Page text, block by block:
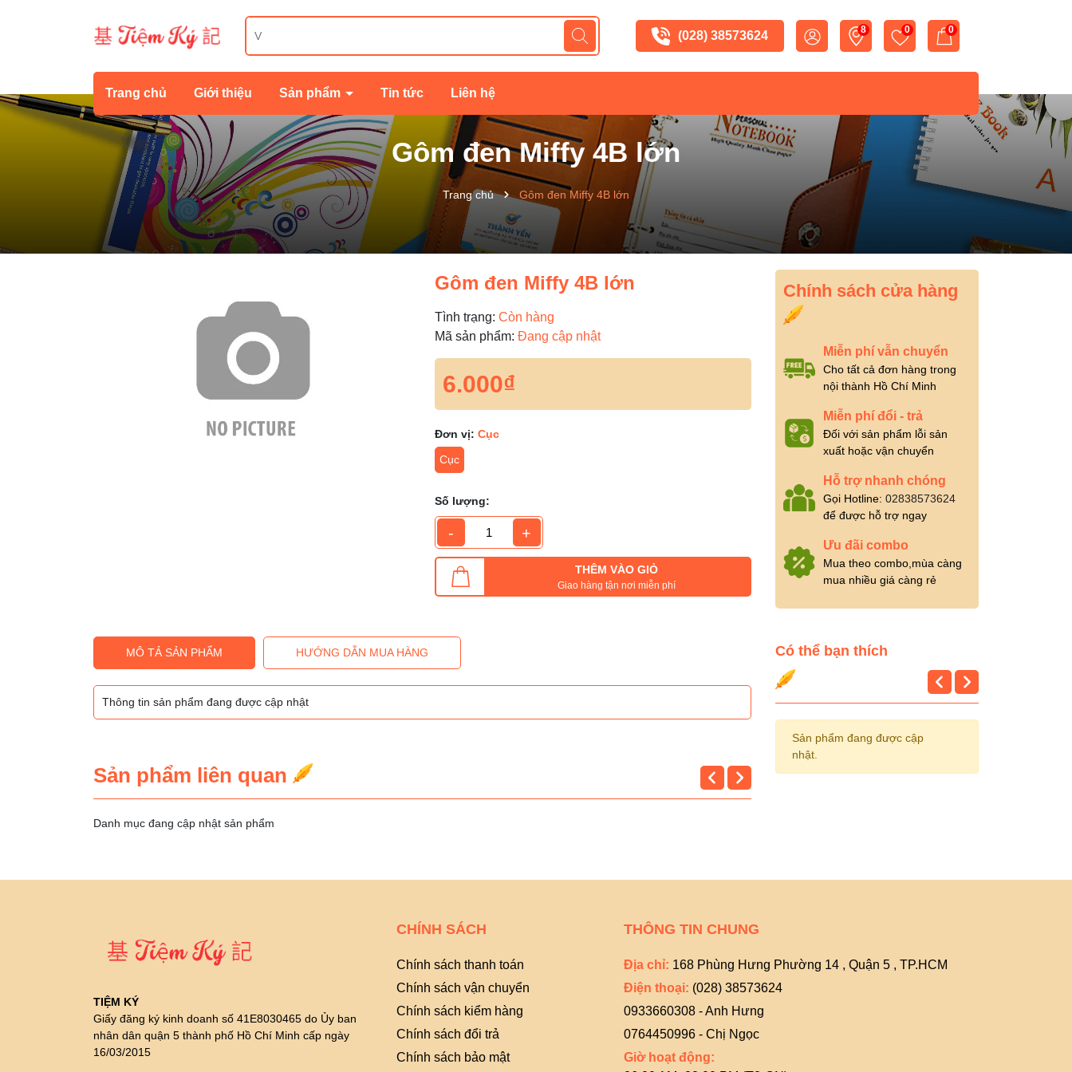
(028) 38573624 8 0 0
Trang chủ Giới thiệu Sản phẩm Tin tức Liên hệ
Gôm đen Miffy 4B lớn
Trang chủ Gôm đen Miffy 4B lớn
Gôm đen Miffy 4B lớn
Tình trạng: Còn hàng
Mã sản phẩm: Đang cập nhật
6.000₫
Đơn vị: Cục
Cục
Số lượng:
- +
THÊM VÀO GIỎ
Giao hàng tận nơi miễn phí
MÔ TẢ SẢN PHẨM HƯỚNG DẪN MUA HÀNG
Thông tin sản phẩm đang được cập nhật
Sản phẩm liên quan
Danh mục đang cập nhật sản phẩm
Chính sách cửa hàng
Miễn phí vẫn chuyển
Cho tất cả đơn hàng trong
nội thành Hồ Chí Minh
Miễn phí đổi - trả
Đối với sản phẩm lỗi sản
xuất hoặc vận chuyển
Hỗ trợ nhanh chóng
Gọi Hotline: 02838573624
để được hỗ trợ ngay
Ưu đãi combo
Mua theo combo,mùa càng
mua nhiều giá càng rẻ
Có thể bạn thích
Sản phẩm đang được cập
nhật.
TIỆM KÝ
Giấy đăng ký kinh doanh số 41E8030465 do Ủy ban
nhân dân quận 5 thành phố Hồ Chí Minh cấp ngày
16/03/2015
CHÍNH SÁCH
Chính sách thanh toán
Chính sách vận chuyển
Chính sách kiểm hàng
Chính sách đổi trả
Chính sách bảo mật
THÔNG TIN CHUNG
Địa chỉ: 168 Phùng Hưng Phường 14 , Quận 5 , TP.HCM
Điện thoại: (028) 38573624
0933660308 - Anh Hưng
0764450996 - Chị Ngọc
Giờ hoạt động: